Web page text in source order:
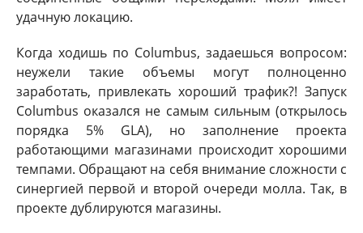
удачную локацию.
Когда ходишь по Columbus, задаешься вопросом:
неужели такие объемы могут полноценно
заработать, привлекать хороший трафик?! Запуск
Columbus оказался не самым сильным (открылось
порядка 5% GLA), но заполнение проекта
работающими магазинами происходит хорошими
темпами. Обращают на себя внимание сложности с
синергией первой и второй очереди молла. Так, в
проекте дублируются магазины.